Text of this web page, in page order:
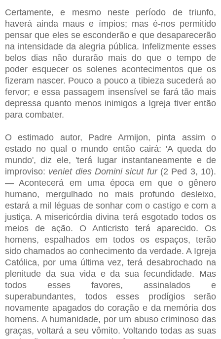
Certamente, e mesmo neste período de triunfo,
haverá ainda maus e ímpios; mas é-nos permitido
pensar que eles se esconderão e que desaparecerão
na intensidade da alegria pública. Infelizmente esses
belos dias não durarão mais do que o tempo de
poder esquecer os solenes acontecimentos que os
fizeram nascer. Pouco a pouco a tibieza sucederá ao
fervor; e essa passagem insensível se fará tão mais
depressa quanto menos inimigos a Igreja tiver então
para combater.
O estimado autor, Padre Armijon, pinta assim o
estado no qual o mundo então cairá: 'A queda do
mundo', diz ele, 'terá lugar instantaneamente e de
improviso: veniet dies Domini sicut fur(2 Ped 3, 10).
— Acontecerá em uma época em que o gênero
humano, mergulhado no mais profundo desleixo,
estará a mil léguas de sonhar com o castigo e com a
justiça. A misericórdia divina terá esgotado todos os
meios de ação. O Anticristo terá aparecido. Os
homens, espalhados em todos os espaços, terão
sido chamados ao conhecimento da verdade. A Igreja
Católica, por uma última vez, terá desabrochado na
plenitude da sua vida e da sua fecundidade. Mas
todos esses favores, assinalados e
superabundantes, todos esses prodígios serão
novamente apagados do coração e da memória dos
homens. A humanidade, por um abuso criminoso das
graças, voltará a seu vômito. Voltando todas as suas